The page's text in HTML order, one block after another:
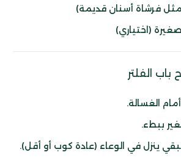
فرشاة أسنان قديمة)
(اختياري)
الغسالة.
ببطء.
ينزل في الوعاء (عادة كوب أو أقل).